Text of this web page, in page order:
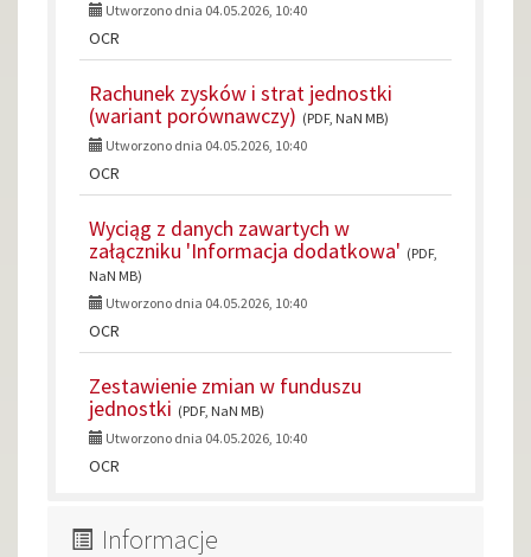
Utworzono dnia 04.05.2026, 10:40
OCR
Rachunek zysków i strat jednostki
(wariant porównawczy) (PDF, NaN MB)
Utworzono dnia 04.05.2026, 10:40
OCR
Wyciąg z danych zawartych w
załączniku 'Informacja dodatkowa' (PDF,
NaN MB)
Utworzono dnia 04.05.2026, 10:40
OCR
Zestawienie zmian w funduszu
jednostki (PDF, NaN MB)
Utworzono dnia 04.05.2026, 10:40
OCR
Informacje